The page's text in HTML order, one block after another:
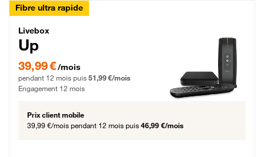
Fibre ultra rapide
Livebox Up Fibre
Livebox
Up
39,99 € par mois pendant 12 mois puis 51,99 € par mois, Engagement 12 mois
39,99 €/mois
pendant 12 mois puis 51,99 €/mois
Engagement 12 mois
Prix client mobile
39,99 €/mois pendant 12 mois puis 46,99 €/mois